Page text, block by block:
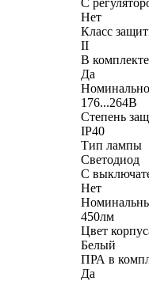
Нет
Класс
II
В
Да
176...264В
Степень
IP40
Тип лампы
Светодиод
С
Нет
450лм
Цвет
Белый
ПРА в
Да